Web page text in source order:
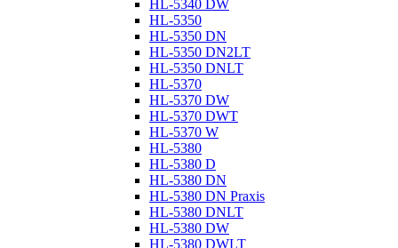
HL-5340 DW
HL-5350
HL-5350 DN
HL-5350 DN2LT
HL-5350 DNLT
HL-5370
HL-5370 DW
HL-5370 DWT
HL-5370 W
HL-5380
HL-5380 D
HL-5380 DN
HL-5380 DN Praxis
HL-5380 DNLT
HL-5380 DW
HL-5380 DWLT